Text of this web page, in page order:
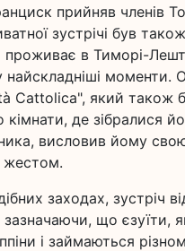
прийняв членів
зустрічі був
в Тиморі-Лешті
найскладніші
Cattolica", який також
де зібралися
висловив йому
заходах, зустріч
що єзуїти,
і займаються